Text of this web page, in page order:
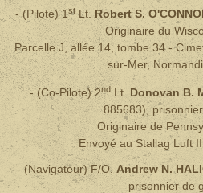
- (Pilote)1st Lt. Robert S.
Originaire du
Parcelle J, allée 14, tombe 34 -
sur-Mer,
- (Co-Pilote) 2ndLt. Donovan B.
885683),
Originaire de
Envoyé au Stallag Luft
- (Navigateur) F/O. Andrew N.
prisonnier de